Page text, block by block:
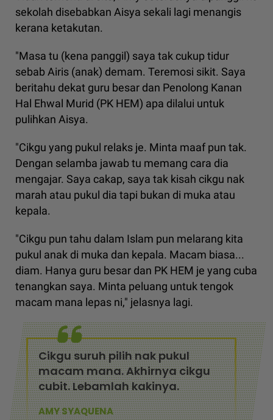
sekolah disebabkan Aisya sekali lagi menangis
kerana ketakutan.
"Masa tu (kena panggil) saya tak cukup tidur
sebab Airis (anak) demam. Teremosi sikit. Saya
beritahu dekat guru besar dan Penolong Kanan
Hal Ehwal Murid (PK HEM) apa dilalui untuk
pulihkan Aisya.
"Cikgu yang pukul relaks je. Minta maaf pun tak.
Dengan selamba jawab tu memang cara dia
mengajar. Saya cakap, saya tak kisah cikgu nak
marah atau pukul dia tapi bukan di muka atau
kepala.
"Cikgu pun tahu dalam Islam pun melarang kita
pukul anak di muka dan kepala. Macam biasa...
diam. Hanya guru besar dan PK HEM je yang cuba
tenangkan saya. Minta peluang untuk tengok
macam mana lepas ni," jelasnya lagi.
Cikgu suruh pilih nak pukul
macam mana. Akhirnya cikgu
cubit. Lebamlah kakinya.
AMY SYAQUENA